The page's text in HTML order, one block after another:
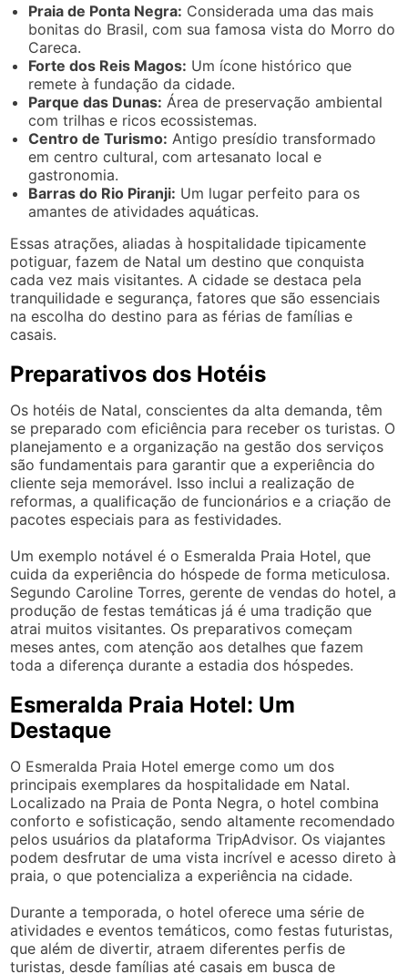
Praia de Ponta Negra: Considerada uma das mais
bonitas do Brasil, com sua famosa vista do Morro do
Careca.
Forte dos Reis Magos: Um ícone histórico que
remete à fundação da cidade.
Parque das Dunas: Área de preservação ambiental
com trilhas e ricos ecossistemas.
Centro de Turismo: Antigo presídio transformado
em centro cultural, com artesanato local e
gastronomia.
Barras do Rio Piranji: Um lugar perfeito para os
amantes de atividades aquáticas.
Essas atrações, aliadas à hospitalidade tipicamente
potiguar, fazem de Natal um destino que conquista
cada vez mais visitantes. A cidade se destaca pela
tranquilidade e segurança, fatores que são essenciais
na escolha do destino para as férias de famílias e
casais.
Preparativos dos Hotéis
Os hotéis de Natal, conscientes da alta demanda, têm
se preparado com eficiência para receber os turistas. O
planejamento e a organização na gestão dos serviços
são fundamentais para garantir que a experiência do
cliente seja memorável. Isso inclui a realização de
reformas, a qualificação de funcionários e a criação de
pacotes especiais para as festividades.
Um exemplo notável é o Esmeralda Praia Hotel, que
cuida da experiência do hóspede de forma meticulosa.
Segundo Caroline Torres, gerente de vendas do hotel, a
produção de festas temáticas já é uma tradição que
atrai muitos visitantes. Os preparativos começam
meses antes, com atenção aos detalhes que fazem
toda a diferença durante a estadia dos hóspedes.
Esmeralda Praia Hotel: Um
Destaque
O Esmeralda Praia Hotel emerge como um dos
principais exemplares da hospitalidade em Natal.
Localizado na Praia de Ponta Negra, o hotel combina
conforto e sofisticação, sendo altamente recomendado
pelos usuários da plataforma TripAdvisor. Os viajantes
podem desfrutar de uma vista incrível e acesso direto à
praia, o que potencializa a experiência na cidade.
Durante a temporada, o hotel oferece uma série de
atividades e eventos temáticos, como festas futuristas,
que além de divertir, atraem diferentes perfis de
turistas, desde famílias até casais em busca de